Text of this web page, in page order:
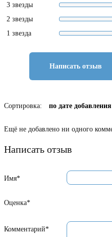
3 звезды
2 звезды
1 звезда
Написать отзыв
Сортировка: по дате добавления
Ещё не добавлено ни одного
Написать отзыв
Имя*
Оценка*
Комментарий*